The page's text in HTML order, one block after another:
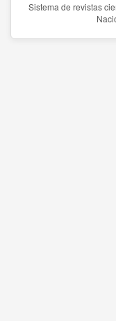
Sistema de revistas